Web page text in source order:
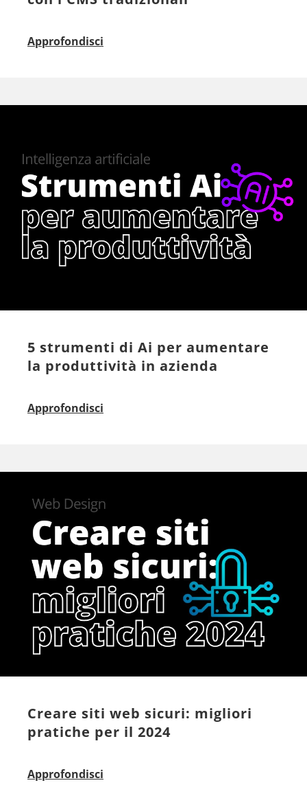
Approfondisci
5 strumenti di Ai per aumentare
la produttività in azienda
Approfondisci
Creare siti web sicuri: migliori
pratiche per il 2024
Approfondisci